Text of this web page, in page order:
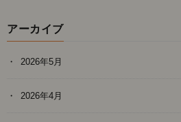
アーカイブ
2026年5月
2026年4月